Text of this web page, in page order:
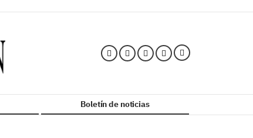
Boletín de noticias